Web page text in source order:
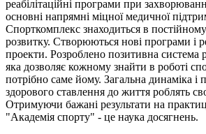
реабілітаційні програми при
основні напрямні міцної медичної
Спорткомплекс знаходиться в
розвитку. Створюються нові програми і
проекти. Розроблено позитивна система
яка дозволяє кожному знайти в роботі
потрібно саме йому. Загальна динаміка і
здорового ставлення до життя роблять
Отримуючи бажані результати на
"Академія спорту" - це наука досягнень.